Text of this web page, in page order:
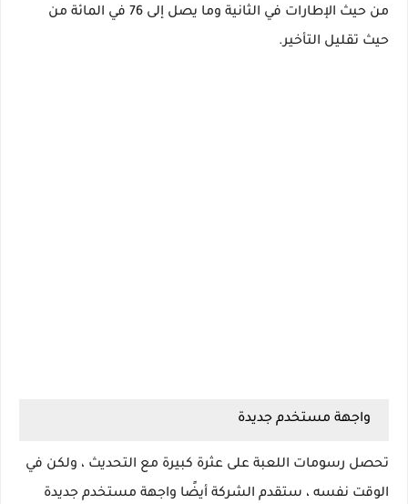
من حيث الإطارات في الثانية وما يصل إلى 76 في المائة من
حيث تقليل التأخير.
واجهة مستخدم جديدة
تحصل رسومات اللعبة على عثرة كبيرة مع التحديث ، ولكن في
الوقت نفسه ، ستقدم الشركة أيضًا واجهة مستخدم جديدة